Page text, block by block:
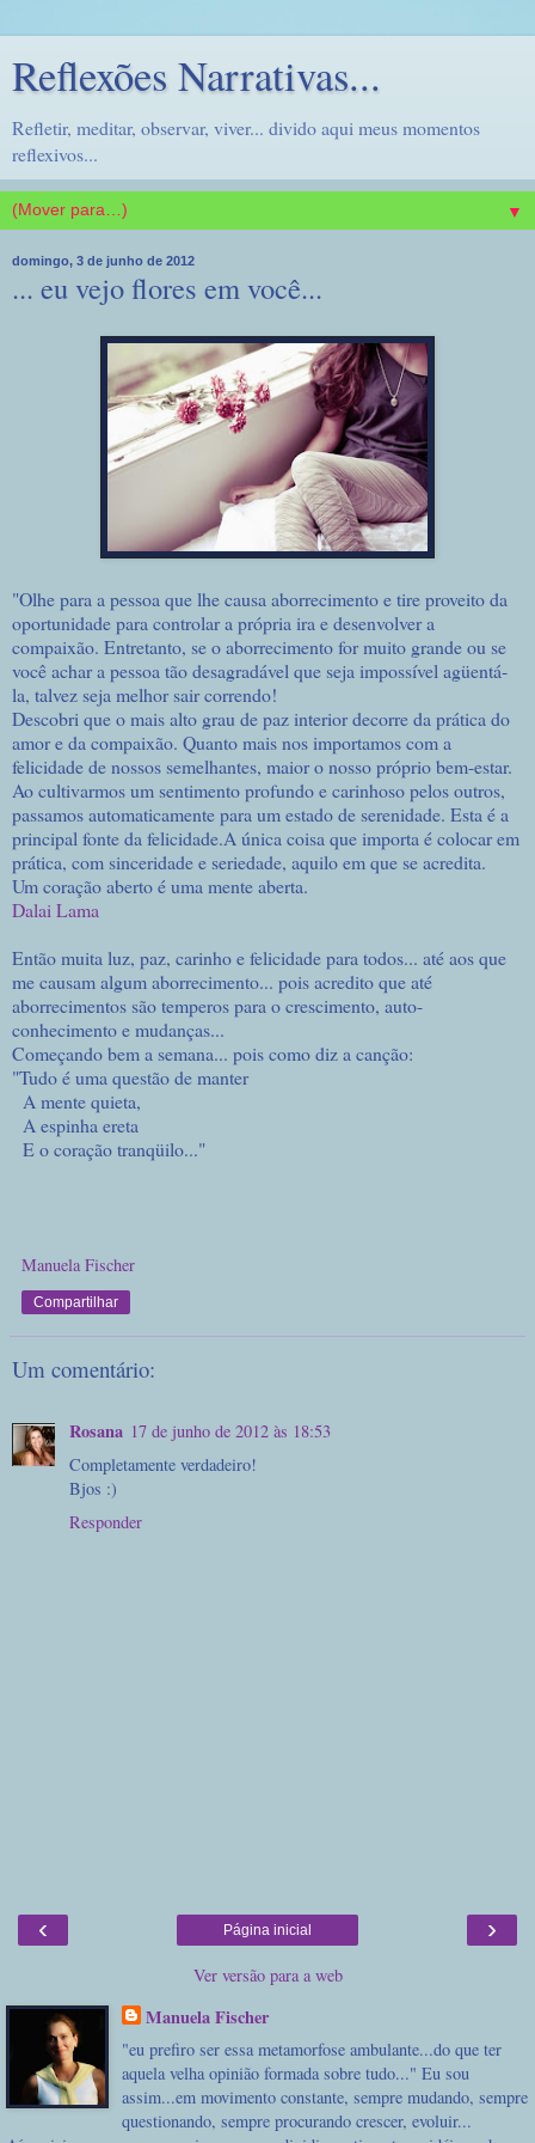
Reflexões Narrativas...
Refletir, meditar, observar, viver... divido aqui meus momentos
reflexivos...
▼
domingo, 3 de junho de 2012
... eu vejo flores em você...
"Olhe para a pessoa que lhe causa aborrecimento e tire proveito da
oportunidade para controlar a própria ira e desenvolver a
compaixão. Entretanto, se o aborrecimento for muito grande ou se
você achar a pessoa tão desagradável que seja impossível agüentá-
la, talvez seja melhor sair correndo!
Descobri que o mais alto grau de paz interior decorre da prática do
amor e da compaixão. Quanto mais nos importamos com a
felicidade de nossos semelhantes, maior o nosso próprio bem-estar.
Ao cultivarmos um sentimento profundo e carinhoso pelos outros,
passamos automaticamente para um estado de serenidade. Esta é a
principal fonte da felicidade.A única coisa que importa é colocar em
prática, com sinceridade e seriedade, aquilo em que se acredita.
Um coração aberto é uma mente aberta.
Dalai Lama
Então muita luz, paz, carinho e felicidade para todos... até aos que
me causam algum aborrecimento... pois acredito que até
aborrecimentos são temperos para o crescimento, auto-
conhecimento e mudanças...
Começando bem a semana... pois como diz a canção:
"Tudo é uma questão de manter
A mente quieta,
A espinha ereta
E o coração tranqüilo..."
Manuela Fischer
Compartilhar
Um comentário:
Rosana 17 de junho de 2012 às 18:53
Completamente verdadeiro!
Bjos :)
Responder
‹ ›
Página inicial
Ver versão para a web
Manuela Fischer
"eu prefiro ser essa metamorfose ambulante...do que ter
aquela velha opinião formada sobre tudo..." Eu sou
assim...em movimento constante, sempre mudando, sempre
questionando, sempre procurando crescer, evoluir...